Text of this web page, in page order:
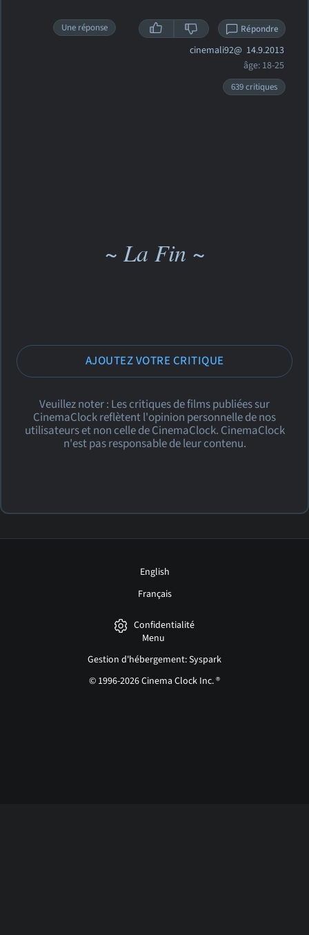
Une réponse Répondre
cinemali92@ 14.9.2013
âge: 18-25
639 critiques
~ La Fin ~
AJOUTEZ VOTRE CRITIQUE
Veuillez noter : Les critiques de films publiées sur
CinemaClock reflètent l'opinion personnelle de nos
utilisateurs et non celle de CinemaClock. CinemaClock
n'est pas responsable de leur contenu.
English
Français
Confidentialité
Menu
Gestion d'hébergement: Syspark
© 1996-2026 Cinema Clock Inc. ®